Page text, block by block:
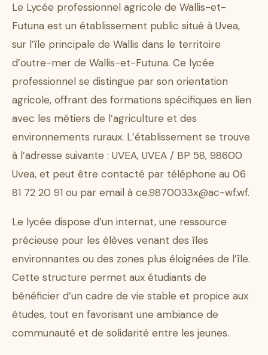
Le Lycée professionnel agricole de Wallis-et-
Futuna est un établissement public situé à Uvea,
sur l’île principale de Wallis dans le territoire
d’outre-mer de Wallis-et-Futuna. Ce lycée
professionnel se distingue par son orientation
agricole, offrant des formations spécifiques en lien
avec les métiers de l’agriculture et des
environnements ruraux. L’établissement se trouve
à l’adresse suivante : UVEA, UVEA / BP 58, 98600
Uvea, et peut être contacté par téléphone au 06
81 72 20 91 ou par email à ce.9870033x@ac-wf.wf.
Le lycée dispose d’un internat, une ressource
précieuse pour les élèves venant des îles
environnantes ou des zones plus éloignées de l’île.
Cette structure permet aux étudiants de
bénéficier d’un cadre de vie stable et propice aux
études, tout en favorisant une ambiance de
communauté et de solidarité entre les jeunes.